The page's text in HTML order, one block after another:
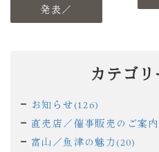
発表／
カテゴ
お知らせ(126)
直売店／催事販売のご案
富山／魚津の魅力(20)